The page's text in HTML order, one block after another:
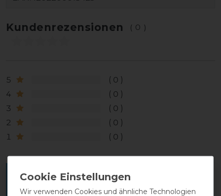
Kundenrezensionen (0)
5
0
4
0
3
0
2
0
1
0
Melde dich an, um eine Kundenrezension zu
verfassen.
Wir verwenden Cookies und ähnliche Technologien